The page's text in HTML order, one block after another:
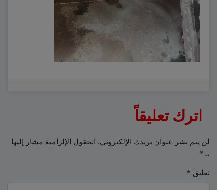
اترك تعليقاً
لن يتم نشر عنوان بريدك الإلكتروني. الحقول الإلزامية مشار إليها
بـ *
تعليق *